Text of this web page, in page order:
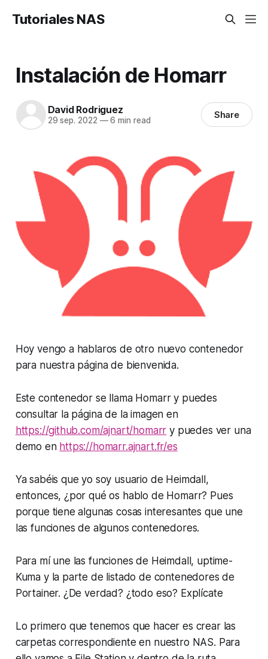
Tutoriales NAS
Instalación de Homarr
David Rodriguez
29 sep. 2022 —6 min read Share
Hoy vengo a hablaros de otro nuevo contenedor
para nuestra página de bienvenida.
Este contenedor se llama Homarr y puedes
consultar la página de la imagen en
https://github.com/ajnart/homarr y puedes ver una
demo en https://homarr.ajnart.fr/es
Ya sabéis que yo soy usuario de Heimdall,
entonces, ¿por qué os hablo de Homarr? Pues
porque tiene algunas cosas interesantes que une
las funciones de algunos contenedores.
Para mí une las funciones de Heimdall, uptime-
Kuma y la parte de listado de contenedores de
Portainer. ¿De verdad? ¿todo eso? Explícate
Lo primero que tenemos que hacer es crear las
carpetas correspondiente en nuestro NAS. Para